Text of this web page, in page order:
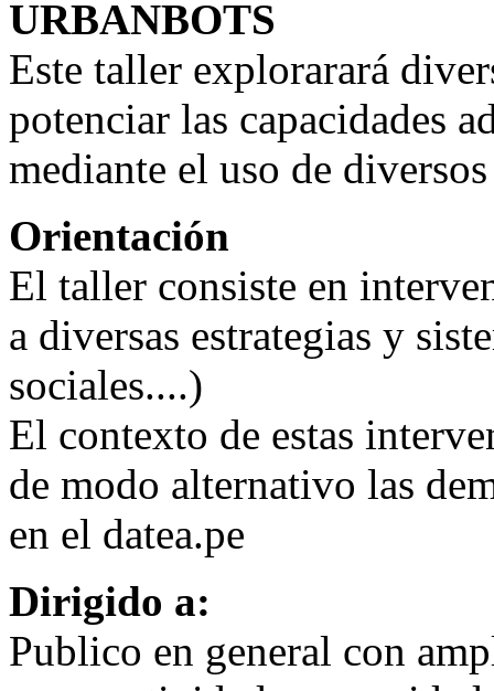
URBANBOTS
Este taller explorarará
potenciar las capacidades
mediante el uso de
Orientación
El taller consiste en
a diversas estrategias y
sociales....)
El contexto de estas
de modo alternativo las
en el datea.pe
Dirigido a:
Publico en general con